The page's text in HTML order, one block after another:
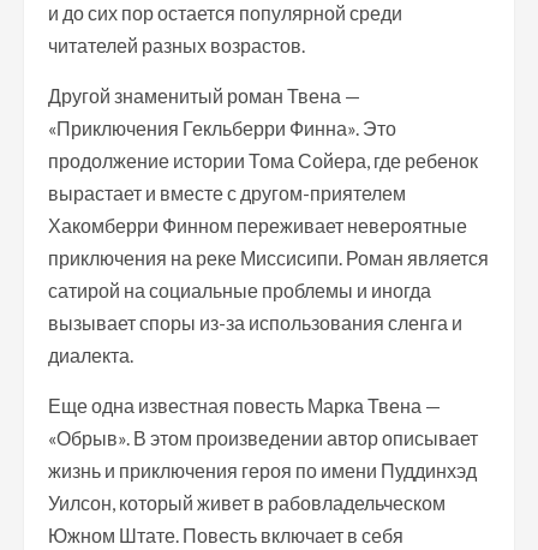
и до сих пор остается популярной среди
читателей разных возрастов.
Другой знаменитый роман Твена —
«Приключения Гекльберри Финна». Это
продолжение истории Тома Сойера, где ребенок
вырастает и вместе с другом-приятелем
Хакомберри Финном переживает невероятные
приключения на реке Миссисипи. Роман является
сатирой на социальные проблемы и иногда
вызывает споры из-за использования сленга и
диалекта.
Еще одна известная повесть Марка Твена —
«Обрыв». В этом произведении автор описывает
жизнь и приключения героя по имени Пуддинхэд
Уилсон, который живет в рабовладельческом
Южном Штате. Повесть включает в себя